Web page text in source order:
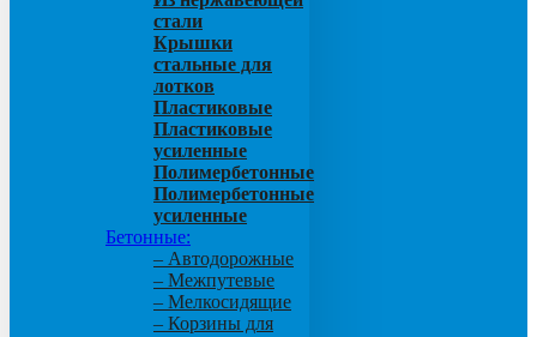
стали
Крышки
стальные для
лотков
Пластиковые
Пластиковые
усиленные
Полимербетонные
Полимербетонные
усиленные
Бетонные:
– Автодорожные
– Межпутевые
– Мелкосидящие
– Корзины для